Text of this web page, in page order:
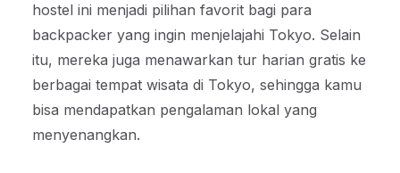
hostel ini menjadi pilihan favorit bagi para
backpacker yang ingin menjelajahi Tokyo. Selain
itu, mereka juga menawarkan tur harian gratis ke
berbagai tempat wisata di Tokyo, sehingga kamu
bisa mendapatkan pengalaman lokal yang
menyenangkan.